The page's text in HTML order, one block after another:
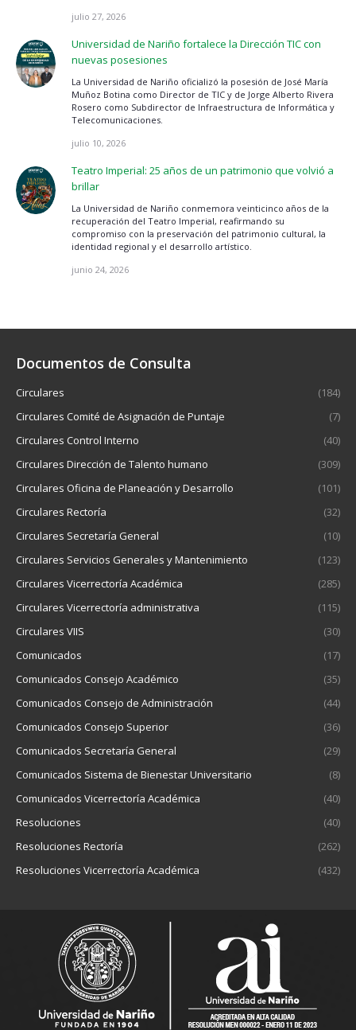
julio 27, 2026
Universidad de Nariño fortalece la Dirección TIC con
nuevas posesiones
La Universidad de Nariño oficializó la posesión de José María
Muñoz Botina como Director de TIC y de Jorge Alberto Rivera
Rosero como Subdirector de Infraestructura de Informática y
Telecomunicaciones.
julio 10, 2026
Teatro Imperial: 25 años de un patrimonio que volvió a
brillar
La Universidad de Nariño conmemora veinticinco años de la
recuperación del Teatro Imperial, reafirmando su
compromiso con la preservación del patrimonio cultural, la
identidad regional y el desarrollo artístico.
junio 24, 2026
Documentos de Consulta
Circulares
(184)
Circulares Comité de Asignación de Puntaje
(7)
Circulares Control Interno
(40)
Circulares Dirección de Talento humano
(309)
Circulares Oficina de Planeación y Desarrollo
(101)
Circulares Rectoría
(32)
Circulares Secretaría General
(10)
Circulares Servicios Generales y Mantenimiento
(123)
Circulares Vicerrectoría Académica
(285)
Circulares Vicerrectoría administrativa
(115)
Circulares VIIS
(30)
Comunicados
(17)
Comunicados Consejo Académico
(35)
Comunicados Consejo de Administración
(44)
Comunicados Consejo Superior
(36)
Comunicados Secretaría General
(29)
Comunicados Sistema de Bienestar Universitario
(8)
Comunicados Vicerrectoría Académica
(40)
Resoluciones
(40)
Resoluciones Rectoría
(262)
Resoluciones Vicerrectoría Académica
(432)